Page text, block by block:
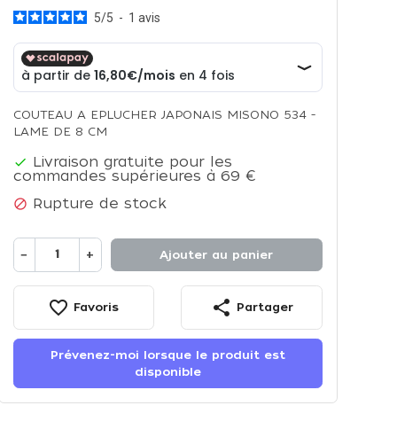
5/5 - 1 avis
COUTEAU A EPLUCHER JAPONAIS MISONO 534 -
LAME DE 8 CM
 Livraison gratuite pour les
commandes supérieures à 69 €
 Rupture de stock
− + Ajouter au panier
favorite_border Favoris share Partager
Prévenez-moi lorsque le produit est
disponible